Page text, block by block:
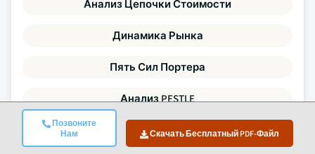
Позвоните
Нам
Скачать Бесплатный PDF-Файл
Анализ Цепочки Стоимости
Динамика Рынка
Пять Сил Портера
Анализ PESTLE
Конкурентный Бенчмаркинг